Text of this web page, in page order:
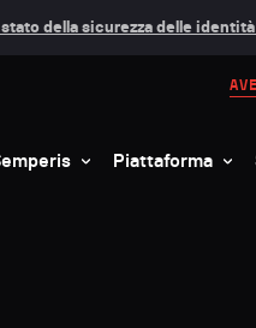
stato della sicurezza delle
Piattaforma